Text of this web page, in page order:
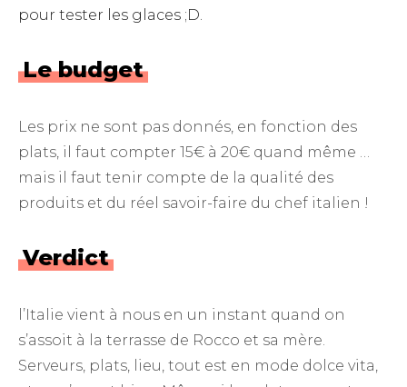
pour tester les glaces ;D.
Le budget
Les prix ne sont pas donnés, en fonction des
plats, il faut compter 15€ à 20€ quand même …
mais il faut tenir compte de la qualité des
produits et du réel savoir-faire du chef italien !
Verdict
l’Italie vient à nous en un instant quand on
s’assoit à la terrasse de Rocco et sa mère.
Serveurs, plats, lieu, tout est en mode dolce vita,